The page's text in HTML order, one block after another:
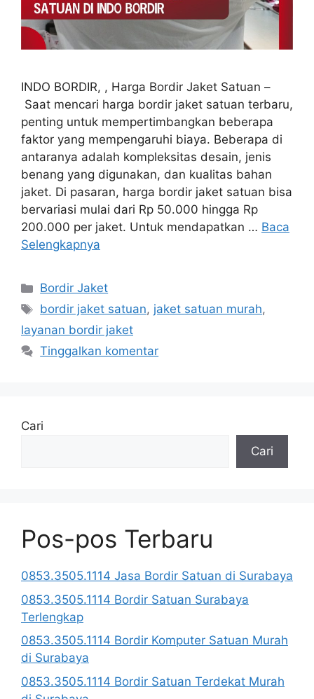
INDO BORDIR, , Harga Bordir Jaket Satuan –
Saat mencari harga bordir jaket satuan terbaru,
penting untuk mempertimbangkan beberapa
faktor yang mempengaruhi biaya. Beberapa di
antaranya adalah kompleksitas desain, jenis
benang yang digunakan, dan kualitas bahan
jaket. Di pasaran, harga bordir jaket satuan bisa
bervariasi mulai dari Rp 50.000 hingga Rp
200.000 per jaket. Untuk mendapatkan … Baca
Selengkapnya
Kategori
Bordir Jaket
Tag
bordir jaket satuan, jaket satuan murah,
layanan bordir jaket
Tinggalkan komentar
Cari
Cari
Pos-pos Terbaru
0853.3505.1114 Jasa Bordir Satuan di Surabaya
0853.3505.1114 Bordir Satuan Surabaya
Terlengkap
0853.3505.1114 Bordir Komputer Satuan Murah
di Surabaya
0853.3505.1114 Bordir Satuan Terdekat Murah